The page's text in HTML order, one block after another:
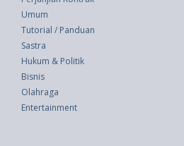
Umum
Tutorial / Panduan
Sastra
Hukum & Politik
Bisnis
Olahraga
Entertainment